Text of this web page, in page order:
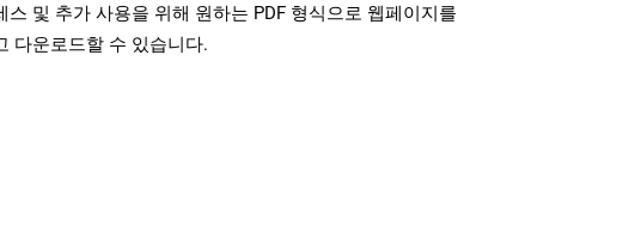
스 및 추가 사용을 위해 원하는 PDF 형식으로 웹페이지를
다운로드할 수 있습니다.